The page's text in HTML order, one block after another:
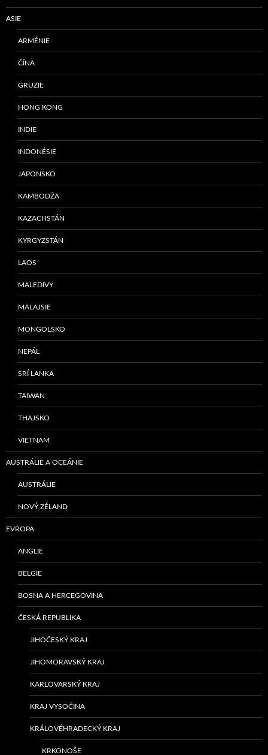
ASIE
ARMÉNIE
ČÍNA
GRUZIE
HONG KONG
INDIE
INDONÉSIE
JAPONSKO
KAMBODŽA
KAZACHSTÁN
KYRGYZSTÁN
LAOS
MALEDIVY
MALAJSIE
MONGOLSKO
NEPÁL
SRÍ LANKA
TAIWAN
THAJSKO
VIETNAM
AUSTRÁLIE A OCEÁNIE
AUSTRÁLIE
NOVÝ ZÉLAND
EVROPA
ANGLIE
BELGIE
BOSNA A HERCEGOVINA
ČESKÁ REPUBLIKA
JIHOČESKÝ KRAJ
JIHOMORAVSKÝ KRAJ
KARLOVARSKÝ KRAJ
KRAJ VYSOČINA
KRÁLOVÉHRADECKÝ KRAJ
KRKONOŠE